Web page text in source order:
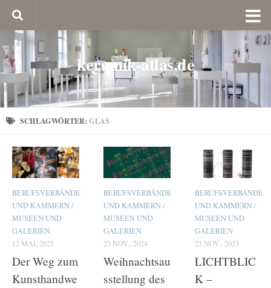
keramik-atlas.de
SCHLAGWÖRTER: GLAS
BERUFSVERBÄNDE
UND KAMMERN/
MUSEEN UND
GALERIEN
12 MAI, 2025
Der Weg zum
Kunsthandwe
BERUFSVERBÄNDE
UND KAMMERN/
MUSEEN UND
GALERIEN
23 NOV., 2024
Weihnachtsau
sstellung des
BERUFSVERBÄNDE
UND KAMMERN/
MUSEEN UND
GALERIEN
21 NOV., 2023
LICHTBLIC
K –